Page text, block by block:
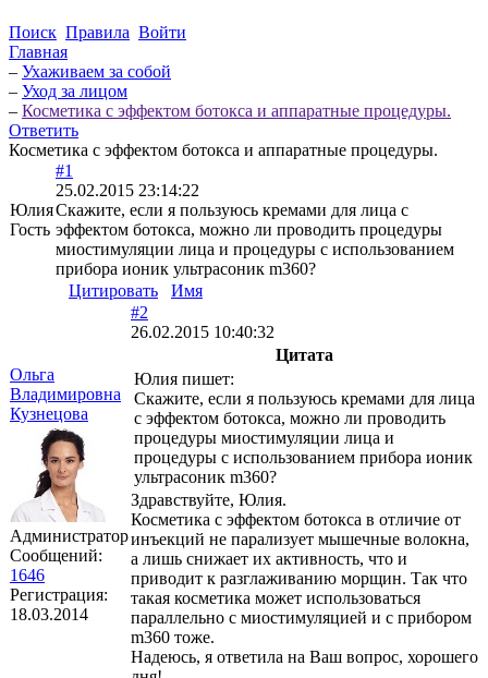
Поиск Правила Войти
Главная
– Ухаживаем за собой
– Уход за лицом
– Косметика с эффектом ботокса и аппаратные процедуры.
Ответить
Косметика с эффектом ботокса и аппаратные процедуры.
Юлия
Гость
#1
25.02.2015 23:14:22
Скажите, если я пользуюсь кремами для лица с
эффектом ботокса, можно ли проводить процедуры
миостимуляции лица и процедуры с использованием
прибора ионик ультрасоник m360?
Цитировать
Имя
Ольга
Владимировна
Кузнецова
Администратор
Сообщений:
1646
Регистрация:
18.03.2014
#2
26.02.2015 10:40:32
Цитата
Юлия пишет:
Скажите, если я пользуюсь кремами для лица
с эффектом ботокса, можно ли проводить
процедуры миостимуляции лица и
процедуры с использованием прибора ионик
ультрасоник m360?
Здравствуйте, Юлия.
Косметика с эффектом ботокса в отличие от
инъекций не парализует мышечные волокна,
а лишь снижает их активность, что и
приводит к разглаживанию морщин. Так что
такая косметика может использоваться
параллельно с миостимуляцией и с прибором
m360 тоже.
Надеюсь, я ответила на Ваш вопрос, хорошего